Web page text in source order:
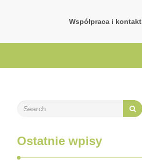
Współpraca i kontakt
Ostatnie wpisy